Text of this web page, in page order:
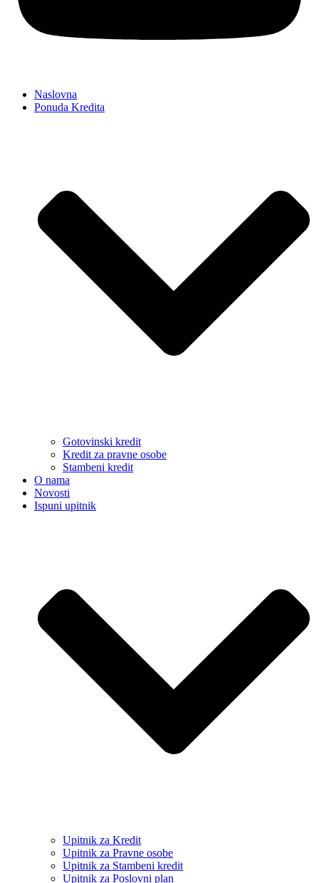
Naslovna
Ponuda Kredita
Gotovinski kredit
Kredit za pravne osobe
Stambeni kredit
O nama
Novosti
Ispuni upitnik
Upitnik za Kredit
Upitnik za Pravne osobe
Upitnik za Stambeni kredit
Upitnik za Poslovni plan